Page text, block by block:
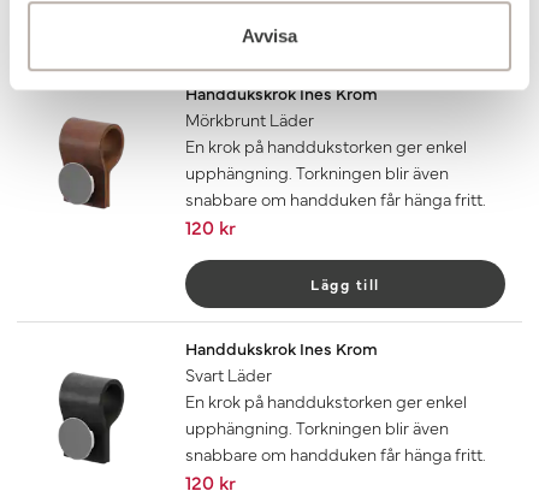
Avvisa
Handdukskrok Ines Krom
Mörkbrunt Läder
En krok på handdukstorken ger enkel
upphängning. Torkningen blir även
snabbare om handduken får hänga fritt.
120 kr
Lägg till
Handdukskrok Ines Krom
Svart Läder
En krok på handdukstorken ger enkel
upphängning. Torkningen blir även
snabbare om handduken får hänga fritt.
120 kr